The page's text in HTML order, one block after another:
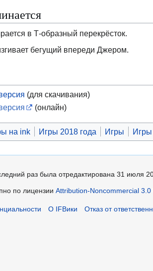
в Т-образный перекрёсток.
бегущий впереди Джером.
(для скачивания)
(онлайн)
на ink Игры 2018 года Игры
раз была отредактирована 31 июля
по лицензииAttribution-Noncommercial 3.0
О IFВики Отказ от